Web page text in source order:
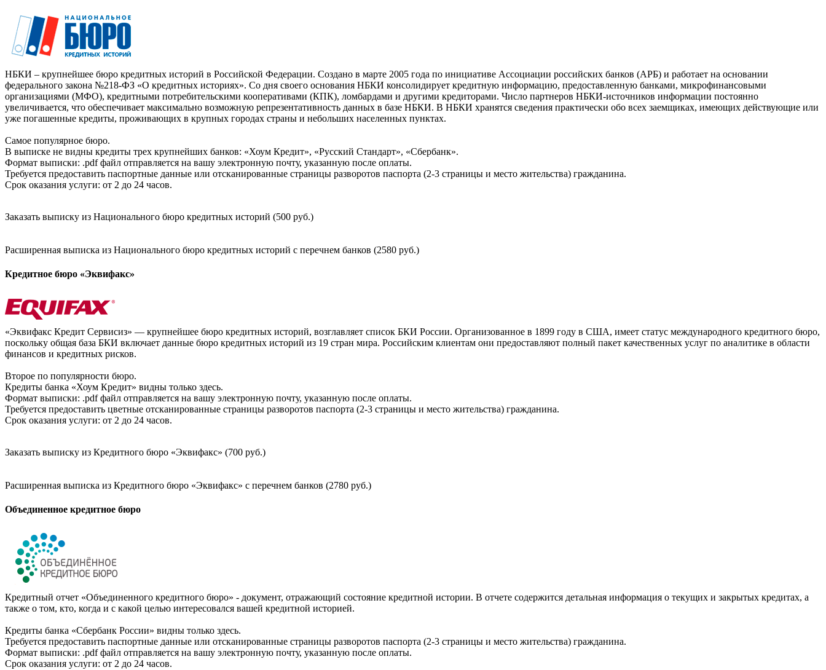
НБКИ – крупнейшее бюро кредитных историй в Российской Федерации. Создано в марте 2005 года по инициативе Ассоциации российских банков (АРБ) и работает на основании
федерального закона №218-ФЗ «О кредитных историях». Со дня своего основания НБКИ консолидирует кредитную информацию, предоставленную банками, микрофинансовыми
организациями (МФО), кредитными потребительскими кооперативами (КПК), ломбардами и другими кредиторами. Число партнеров НБКИ-источников информации постоянно
увеличивается, что обеспечивает максимально возможную репрезентативность данных в базе НБКИ. В НБКИ хранятся сведения практически обо всех заемщиках, имеющих действующие или
уже погашенные кредиты, проживающих в крупных городах страны и небольших населенных пунктах.
Самое популярное бюро.
В выписке не видны кредиты трех крупнейших банков: «Хоум Кредит», «Русский Стандарт», «Сбербанк».
Формат выписки: .pdf файл отправляется на вашу электронную почту, указанную после оплаты.
Требуется предоставить паспортные данные или отсканированные страницы разворотов паспорта (2-3 страницы и место жительства) гражданина.
Срок оказания услуги: от 2 до 24 часов.
Заказать выписку из Национального бюро кредитных историй (500 руб.)
Расширенная выписка из Национального бюро кредитных историй с перечнем банков (2580 руб.)
Кредитное бюро «Эквифакс»
«Эквифакс Кредит Сервисиз» — крупнейшее бюро кредитных историй, возглавляет список БКИ России. Организованное в 1899 году в США, имеет статус международного кредитного бюро,
поскольку общая база БКИ включает данные бюро кредитных историй из 19 стран мира. Российским клиентам они предоставляют полный пакет качественных услуг по аналитике в области
финансов и кредитных рисков.
Второе по популярности бюро.
Кредиты банка «Хоум Кредит» видны только здесь.
Формат выписки: .pdf файл отправляется на вашу электронную почту, указанную после оплаты.
Требуется предоставить цветные отсканированные страницы разворотов паспорта (2-3 страницы и место жительства) гражданина.
Срок оказания услуги: от 2 до 24 часов.
Заказать выписку из Кредитного бюро «Эквифакс» (700 руб.)
Расширенная выписка из Кредитного бюро «Эквифакс» с перечнем банков (2780 руб.)
Объединенное кредитное бюро
Кредитный отчет «Объединенного кредитного бюро» - документ, отражающий состояние кредитной истории. В отчете содержится детальная информация о текущих и закрытых кредитах, а
также о том, кто, когда и с какой целью интересовался вашей кредитной историей.
Кредиты банка «Сбербанк России» видны только здесь.
Требуется предоставить паспортные данные или отсканированные страницы разворотов паспорта (2-3 страницы и место жительства) гражданина.
Формат выписки: .pdf файл отправляется на вашу электронную почту, указанную после оплаты.
Срок оказания услуги: от 2 до 24 часов.